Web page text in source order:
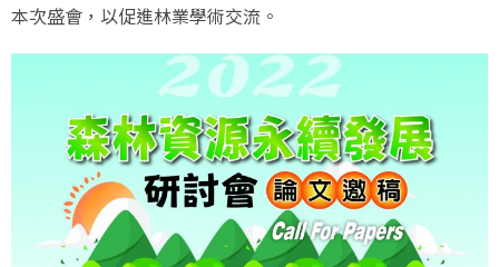
本次盛會，以促進林業學術交流。